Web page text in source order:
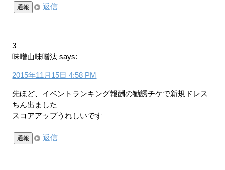
通報 返信
3
味噌山味噌汰 says:
2015年11月15日 4:58 PM
先ほど、イベントランキング報酬の勧誘チケで新規ドレス
ちん出ました
スコアアップうれしいです
通報 返信